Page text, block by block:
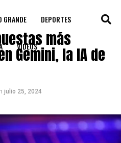
GRANDE DEPORTES
VIDEOS más
Gemini, la IA de
julio 25, 2024